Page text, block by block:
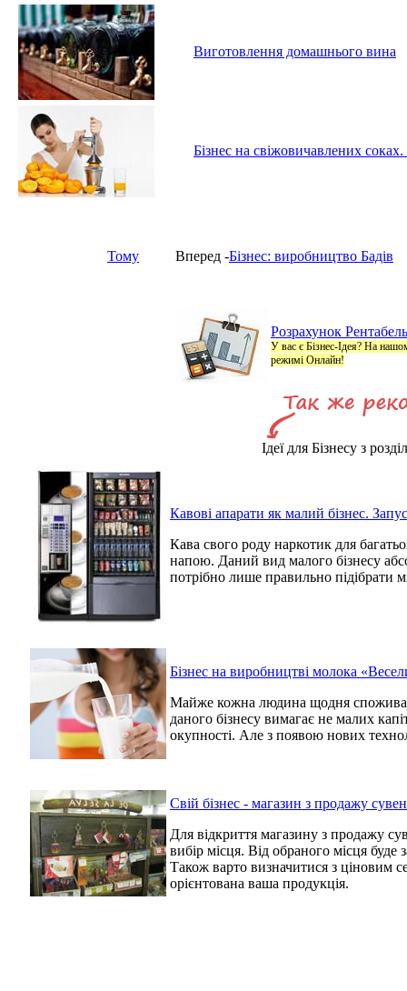
Виготовлення домашнього вина
Бізнес на свіжовичавлених соках.
Тому Вперед -Бізнес: виробництво Бадів
Розрахунок
У вас є Бізнес-Ідея? На
режимі Онлайн!
Ідеї для Бізнесу з
Кавові апарати як малий бізнес.
Кава свого роду наркотик для
напою. Даний вид малого бізнесу
потрібно лише правильно підібрати
Бізнес на виробництві молока
Майже кожна людина щодня
даного бізнесу вимагає не малих
окупності. Але з появою нових
Свій бізнес - магазин з продажу
Для відкриття магазину з продажу
вибір місця. Від обраного місця буде
Також варто визначитися з ціновим
орієнтована ваша продукція.